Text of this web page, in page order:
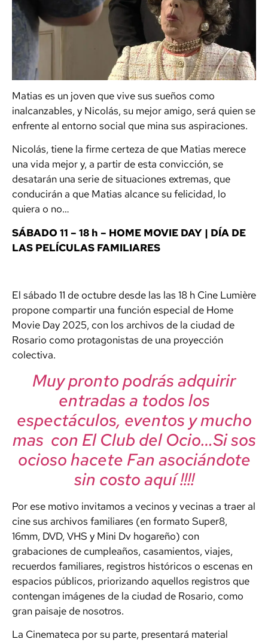
Matias es un joven que vive sus sueños como
inalcanzables, y Nicolás, su mejor amigo, será quien se
enfrente al entorno social que mina sus aspiraciones.
Nicolás, tiene la firme certeza de que Matias merece
una vida mejor y, a partir de esta convicción, se
desatarán una serie de situaciones extremas, que
conducirán a que Matias alcance su felicidad, lo
quiera o no…
SÁBADO 11 – 18 h – HOME MOVIE DAY | DÍA DE
LAS PELÍCULAS FAMILIARES
El sábado 11 de octubre desde las las 18 h Cine Lumière
propone compartir una función especial de Home
Movie Day 2025, con los archivos de la ciudad de
Rosario como protagonistas de una proyección
colectiva.
Muy pronto podrás adquirir
entradas a todos los
espectáculos, eventos y mucho
mas con El Club del Ocio…Si sos
ocioso hacete Fan asociándote
sin costo aquí !!!!
Por ese motivo invitamos a vecinos y vecinas a traer al
cine sus archivos familiares (en formato Super8,
16mm, DVD, VHS y Mini Dv hogareño) con
grabaciones de cumpleaños, casamientos, viajes,
recuerdos familiares, registros históricos o escenas en
espacios públicos, priorizando aquellos registros que
contengan imágenes de la ciudad de Rosario, como
gran paisaje de nosotros.
La Cinemateca por su parte, presentará material